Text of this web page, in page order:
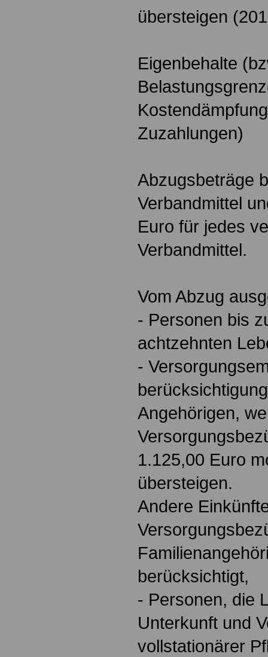
übersteigen
Eigenbehalte
Zuzahlungen)
Abzugsbeträge
Verbandmittel
Euro für jedes
Verbandmittel.
Vom Abzug
- Personen bis
achtzehnten
-
Angehörigen,
1.125,00 Euro
übersteigen.
Andere
berücksichtigt,
- Personen, die
Unterkunft und
vollstationärer